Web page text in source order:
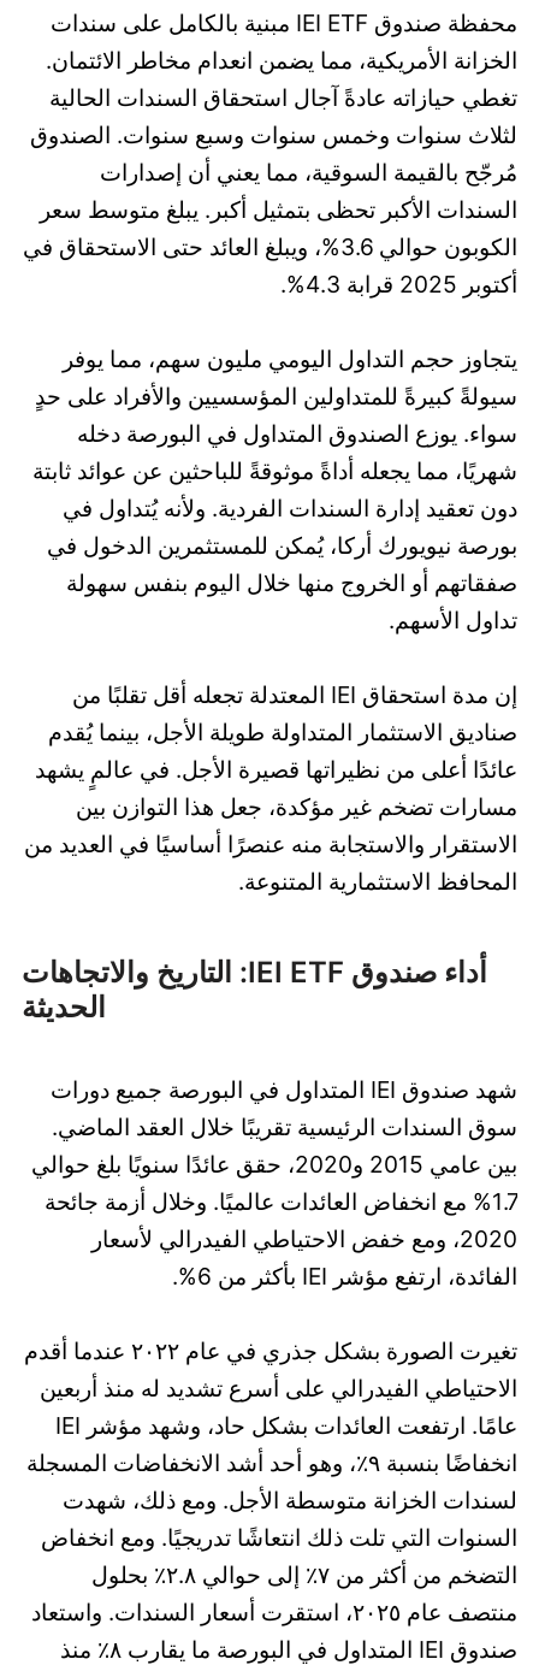
محفظة صندوق IEI ETF مبنية بالكامل على سندات
الخزانة الأمريكية، مما يضمن انعدام مخاطر الائتمان.
تغطي حيازاته عادةً آجال استحقاق السندات الحالية
لثلاث سنوات وخمس سنوات وسبع سنوات. الصندوق
مُرجّح بالقيمة السوقية، مما يعني أن إصدارات
السندات الأكبر تحظى بتمثيل أكبر. يبلغ متوسط سعر
الكوبون حوالي 3.6%، ويبلغ العائد حتى الاستحقاق في
أكتوبر 2025 قرابة 4.3%.
يتجاوز حجم التداول اليومي مليون سهم، مما يوفر
سيولةً كبيرةً للمتداولين المؤسسيين والأفراد على حدٍ
سواء. يوزع الصندوق المتداول في البورصة دخله
شهريًا، مما يجعله أداةً موثوقةً للباحثين عن عوائد ثابتة
دون تعقيد إدارة السندات الفردية. ولأنه يُتداول في
بورصة نيويورك أركا، يُمكن للمستثمرين الدخول في
صفقاتهم أو الخروج منها خلال اليوم بنفس سهولة
تداول الأسهم.
إن مدة استحقاق IEI المعتدلة تجعله أقل تقلبًا من
صناديق الاستثمار المتداولة طويلة الأجل، بينما يُقدم
عائدًا أعلى من نظيراتها قصيرة الأجل. في عالمٍ يشهد
مسارات تضخم غير مؤكدة، جعل هذا التوازن بين
الاستقرار والاستجابة منه عنصرًا أساسيًا في العديد من
المحافظ الاستثمارية المتنوعة.
أداء صندوق IEI ETF: التاريخ والاتجاهات
الحديثة
شهد صندوق IEI المتداول في البورصة جميع دورات
سوق السندات الرئيسية تقريبًا خلال العقد الماضي.
بين عامي 2015 و2020، حقق عائدًا سنويًا بلغ حوالي
1.7% مع انخفاض العائدات عالميًا. وخلال أزمة جائحة
2020، ومع خفض الاحتياطي الفيدرالي لأسعار
الفائدة، ارتفع مؤشر IEI بأكثر من 6%.
تغيرت الصورة بشكل جذري في عام ٢٠٢٢ عندما أقدم
الاحتياطي الفيدرالي على أسرع تشديد له منذ أربعين
عامًا. ارتفعت العائدات بشكل حاد، وشهد مؤشر IEI
انخفاضًا بنسبة ٩٪، وهو أحد أشد الانخفاضات المسجلة
لسندات الخزانة متوسطة الأجل. ومع ذلك، شهدت
السنوات التي تلت ذلك انتعاشًا تدريجيًا. ومع انخفاض
التضخم من أكثر من ٧٪ إلى حوالي ٢.٨٪ بحلول
منتصف عام ٢٠٢٥، استقرت أسعار السندات. واستعاد
صندوق IEI المتداول في البورصة ما يقارب ٨٪ منذ